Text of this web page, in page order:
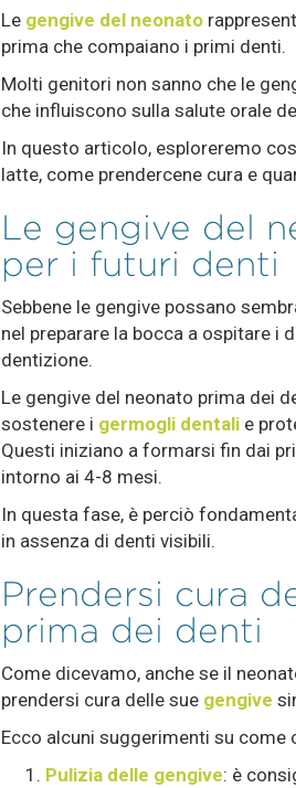
Le gengive del neonato
prima che compaiano i primi denti.
Molti genitori non sanno che le
che influiscono sulla salute orale
In questo articolo, esploreremo
latte, come prendercene cura e
Le gengive del
per i futuri denti
Sebbene le gengive possano
nel preparare la bocca a ospitare i
dentizione.
Le gengive del neonato prima dei
sostenere i germogli dentali e
Questi iniziano a formarsi fin dai
intorno ai 4-8 mesi.
In questa fase, è perciò
in assenza di denti visibili.
Prendersi cura
prima dei denti
Come dicevamo, anche se il
prendersi cura delle sue gengive
Ecco alcuni suggerimenti su come
Pulizia delle gengive: è